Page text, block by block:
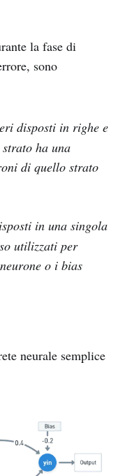
la fase di
sono
disposti in righe e
ha una
di quello strato
in una singola
utilizzati per
o i bias
neurale semplice